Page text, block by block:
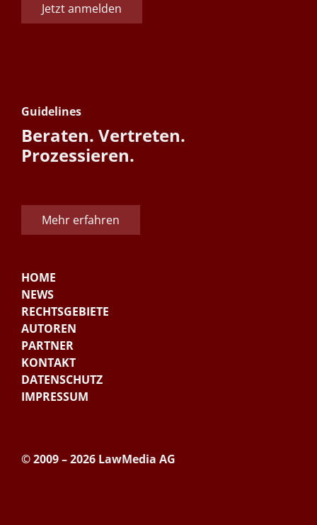
Jetzt anmelden
Guidelines
Beraten. Vertreten.
Prozessieren.
Mehr erfahren
HOME
NEWS
RECHTSGEBIETE
AUTOREN
PARTNER
KONTAKT
DATENSCHUTZ
IMPRESSUM
© 2009 – 2026 LawMedia AG